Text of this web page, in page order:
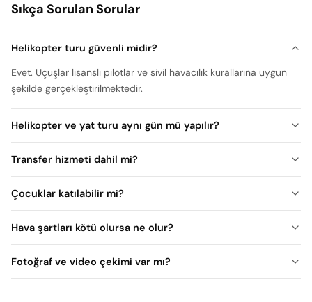
Sıkça Sorulan Sorular
Helikopter turu güvenli midir?
Evet. Uçuşlar lisanslı pilotlar ve sivil havacılık kurallarına uygun
şekilde gerçekleştirilmektedir.
Helikopter ve yat turu aynı gün mü yapılır?
Transfer hizmeti dahil mi?
Çocuklar katılabilir mi?
Hava şartları kötü olursa ne olur?
Fotoğraf ve video çekimi var mı?